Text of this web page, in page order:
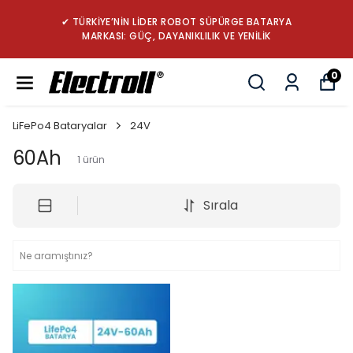
✔ TÜRKİYE’NİN LİDER ROBOT SÜPÜRGE BATARYA
MARKASI: GÜÇ, DAYANIKLILIK VE YENİLİK
0
LiFePo4 Bataryalar 24V
60Ah 1 ürün
Sırala